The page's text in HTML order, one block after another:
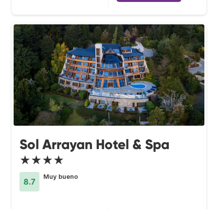
Sol Arrayan Hotel & Spa
★★★★
8.7
Muy bueno